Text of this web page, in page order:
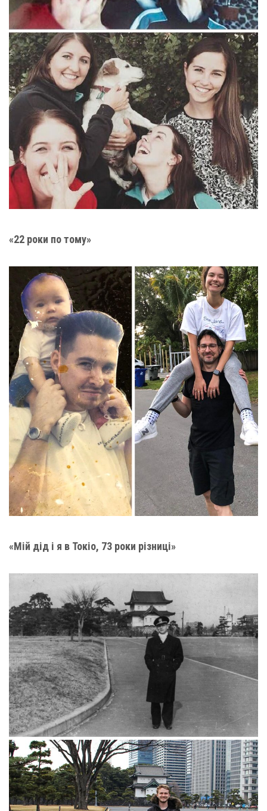
«22 роки по тому»
«Мій дід і я в Токіо, 73 роки різниці»